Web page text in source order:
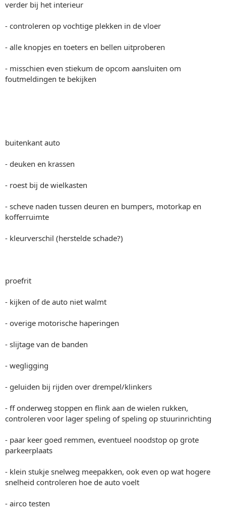
verder bij het interieur
- controleren op vochtige plekken in de vloer
- alle knopjes en toeters en bellen uitproberen
- misschien even stiekum de opcom aansluiten om
foutmeldingen te bekijken
buitenkant auto
- deuken en krassen
- roest bij de wielkasten
- scheve naden tussen deuren en bumpers, motorkap en
kofferruimte
- kleurverschil (herstelde schade?)
proefrit
- kijken of de auto niet walmt
- overige motorische haperingen
- slijtage van de banden
- wegligging
- geluiden bij rijden over drempel/klinkers
- ff onderweg stoppen en flink aan de wielen rukken,
controleren voor lager speling of speling op stuurinrichting
- paar keer goed remmen, eventueel noodstop op grote
parkeerplaats
- klein stukje snelweg meepakken, ook even op wat hogere
snelheid controleren hoe de auto voelt
- airco testen